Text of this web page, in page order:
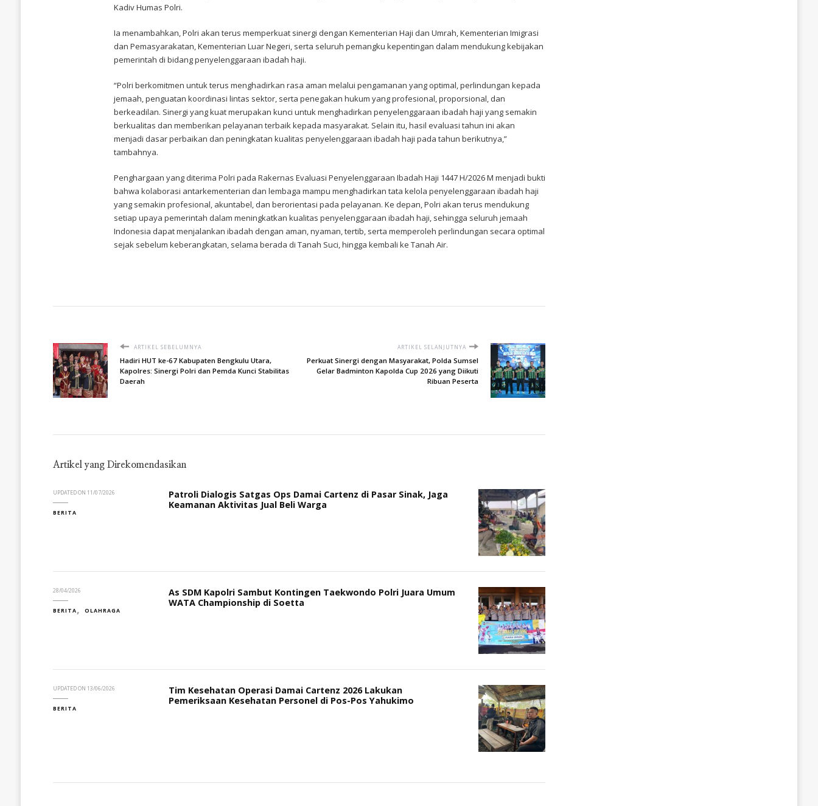
Kadiv Humas Polri.
Ia menambahkan, Polri akan terus memperkuat sinergi dengan Kementerian Haji dan Umrah, Kementerian Imigrasi
dan Pemasyarakatan, Kementerian Luar Negeri, serta seluruh pemangku kepentingan dalam mendukung kebijakan
pemerintah di bidang penyelenggaraan ibadah haji.
“Polri berkomitmen untuk terus menghadirkan rasa aman melalui pengamanan yang optimal, perlindungan kepada
jemaah, penguatan koordinasi lintas sektor, serta penegakan hukum yang profesional, proporsional, dan
berkeadilan. Sinergi yang kuat merupakan kunci untuk menghadirkan penyelenggaraan ibadah haji yang semakin
berkualitas dan memberikan pelayanan terbaik kepada masyarakat. Selain itu, hasil evaluasi tahun ini akan
menjadi dasar perbaikan dan peningkatan kualitas penyelenggaraan ibadah haji pada tahun berikutnya,”
tambahnya.
Penghargaan yang diterima Polri pada Rakernas Evaluasi Penyelenggaraan Ibadah Haji 1447 H/2026 M menjadi bukti
bahwa kolaborasi antarkementerian dan lembaga mampu menghadirkan tata kelola penyelenggaraan ibadah haji
yang semakin profesional, akuntabel, dan berorientasi pada pelayanan. Ke depan, Polri akan terus mendukung
setiap upaya pemerintah dalam meningkatkan kualitas penyelenggaraan ibadah haji, sehingga seluruh jemaah
Indonesia dapat menjalankan ibadah dengan aman, nyaman, tertib, serta memperoleh perlindungan secara optimal
sejak sebelum keberangkatan, selama berada di Tanah Suci, hingga kembali ke Tanah Air.
ARTIKEL SEBELUMNYA
Hadiri HUT ke-67 Kabupaten Bengkulu Utara,
Kapolres: Sinergi Polri dan Pemda Kunci Stabilitas
Daerah
ARTIKEL SELANJUTNYA
​Perkuat Sinergi dengan Masyarakat, Polda Sumsel
Gelar Badminton Kapolda Cup 2026 yang Diikuti
Ribuan Peserta
Artikel yang Direkomendasikan
UPDATED ON 11/07/2026
BERITA
Patroli Dialogis Satgas Ops Damai Cartenz di Pasar Sinak, Jaga
Keamanan Aktivitas Jual Beli Warga
28/04/2026
BERITA OLAHRAGA
As SDM Kapolri Sambut Kontingen Taekwondo Polri Juara Umum
WATA Championship di Soetta
UPDATED ON 13/06/2026
BERITA
Tim Kesehatan Operasi Damai Cartenz 2026 Lakukan
Pemeriksaan Kesehatan Personel di Pos-Pos Yahukimo